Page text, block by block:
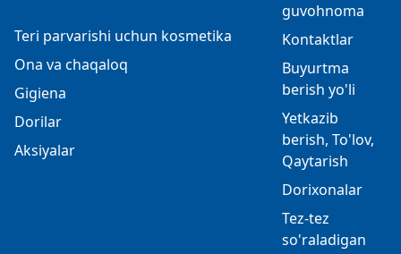
Teri parvarishi uchun kosmetika
Ona va chaqaloq
Gigiena
Dorilar
Aksiyalar
guvohnoma
Kontaktlar
Buyurtma
berish yo'li
Yetkazib
berish, To'lov,
Qaytarish
Dorixonalar
Tez-tez
so'raladigan